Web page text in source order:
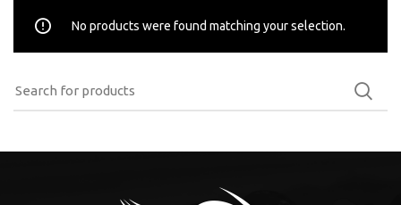
No products were found matching your selection.